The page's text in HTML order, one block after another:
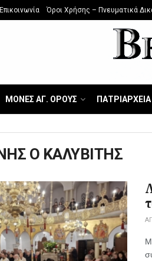
Επικοινωνία Όροι Χρήσης – Πνευματικά
ΜΟΝΕΣ ΑΓ. ΟΡΟΥΣ ΠΑΤΡΙΑΡΧΕΙΑ
Ο ΚΑΛΥΒΙΤΗΣ